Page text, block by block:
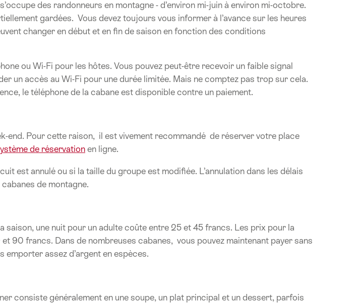
des randonneurs en montagne - d’environ mi-juin à environ mi-octobre.
gardées. Vous devez toujours vous informer à l’avance sur les heures
changer en début et en fin de saison en fonction des conditions
ou Wi-Fi pour les hôtes. Vous pouvez peut-être recevoir un faible signal
un accès au Wi-Fi pour une durée limitée. Mais ne comptez pas trop sur cela.
le téléphone de la cabane est disponible contre un paiement.
end. Pour cette raison, il est vivement recommandé de réserver votre place
de réservationen ligne.
est annulé ou si la taille du groupe est modifiée. L’annulation dans les délais
de montagne.
saison, une nuit pour un adulte coûte entre 25 et 45 francs. Les prix pour la
90 francs. Dans de nombreuses cabanes, vous pouvez maintenant payer sans
emporter assez d’argent en espèces.
consiste généralement en une soupe, un plat principal et un dessert, parfois